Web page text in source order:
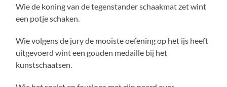
Wie de koning van de tegenstander schaakmat zet wint
een potje schaken.
Wie volgens de jury de mooiste oefening op het ijs heeft
uitgevoerd wint een gouden medaille bij het
kunstschaatsen.